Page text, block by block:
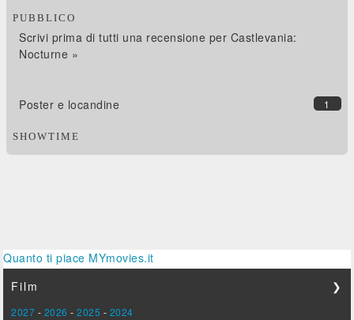
PUBBLICO
Scrivi prima di tutti una recensione per Castlevania:
Nocturne »
1
Poster e locandine
SHOWTIME
Quanto ti piace MYmovies.it
Film
❯
2027 - 2026 -2025 - 2024